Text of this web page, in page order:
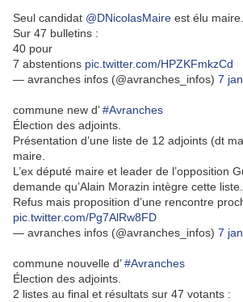
Seul candidat @DNicolasMaire est élu maire.
Sur 47 bulletins :
40 pour
7 abstentions pic.twitter.com/HPZKFmkzCd
— avranches infos (@avranches_infos) 7
commune new d’#Avranches
Élection des adjoints.
Présentation d’une liste de 12 adjoints (dt
maire.
L’ex député maire et leader de l’opposition
demande qu’Alain Morazin intègre cette liste.
Refus mais proposition d’une rencontre
pic.twitter.com/Pg7AlRw8FD
— avranches infos (@avranches_infos) 7
commune nouvelle d’#Avranches
Élection des adjoints.
2 listes au final et résultats sur 47 votants :